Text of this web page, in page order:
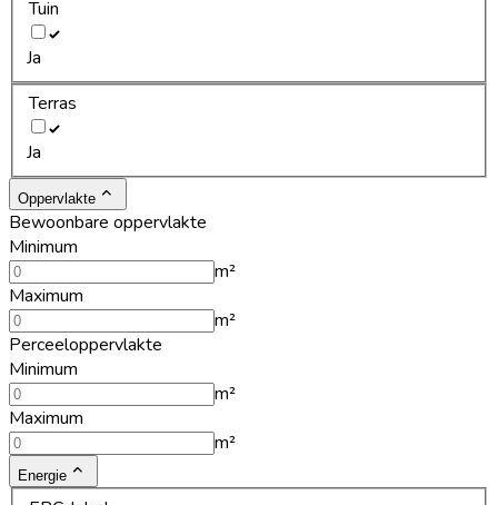
Tuin
Ja
Terras
Ja
Oppervlakte
Bewoonbare oppervlakte
Minimum
m²
Maximum
m²
Perceeloppervlakte
Minimum
m²
Maximum
m²
Energie